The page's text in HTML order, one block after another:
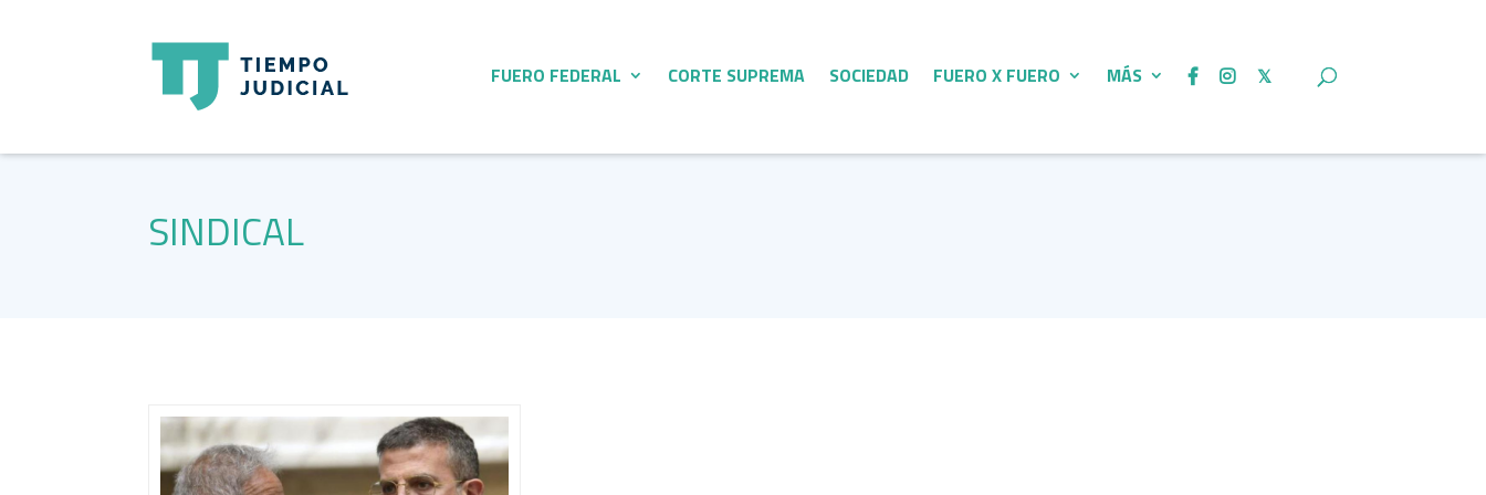
FUERO FEDERAL CORTE SUPREMA SOCIEDAD FUERO X FUERO MÁS
SINDICAL